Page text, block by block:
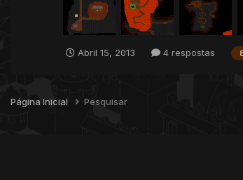
Abril 15, 2013 4 respostas
Página Inicial Pesquisar